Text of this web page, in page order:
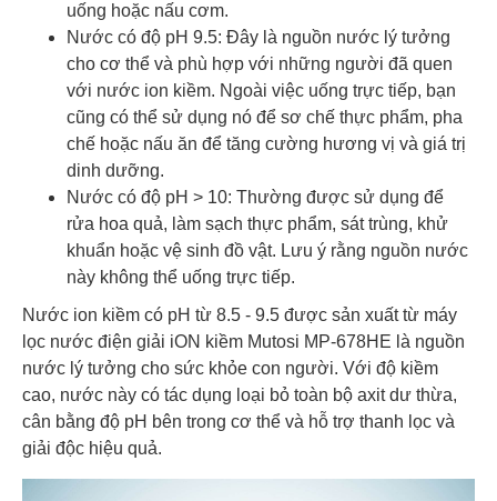
uống hoặc nấu cơm.
Nước có độ pH 9.5: Đây là nguồn nước lý tưởng
cho cơ thể và phù hợp với những người đã quen
với nước ion kiềm. Ngoài việc uống trực tiếp, bạn
cũng có thể sử dụng nó để sơ chế thực phẩm, pha
chế hoặc nấu ăn để tăng cường hương vị và giá trị
dinh dưỡng.
Nước có độ pH > 10: Thường được sử dụng để
rửa hoa quả, làm sạch thực phẩm, sát trùng, khử
khuẩn hoặc vệ sinh đồ vật. Lưu ý rằng nguồn nước
này không thể uống trực tiếp.
Nước ion kiềm có pH từ 8.5 - 9.5 được sản xuất từ máy
lọc nước điện giải iON kiềm Mutosi MP-678HE là nguồn
nước lý tưởng cho sức khỏe con người. Với độ kiềm
cao, nước này có tác dụng loại bỏ toàn bộ axit dư thừa,
cân bằng độ pH bên trong cơ thể và hỗ trợ thanh lọc và
giải độc hiệu quả.